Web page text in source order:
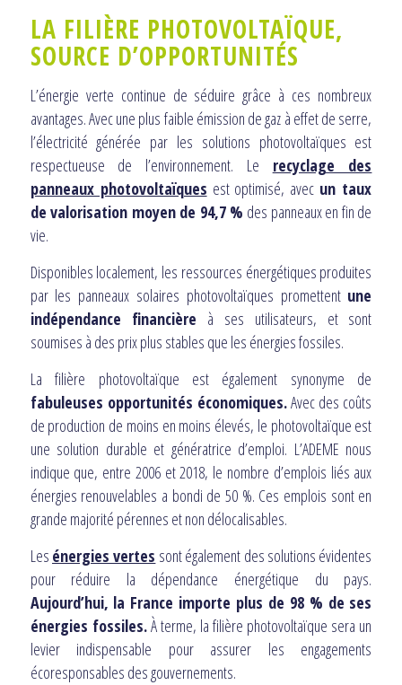
LA FILIÈRE PHOTOVOLTAÏQUE,
SOURCE D’OPPORTUNITÉS
L’énergie verte continue de séduire grâce à ces nombreux
avantages. Avec une plus faible émission de gaz à effet de serre,
l’électricité générée par les solutions photovoltaïques est
respectueuse de l’environnement. Le recyclage des
panneaux photovoltaïques est optimisé, avec un taux
de valorisation moyen de 94,7 % des panneaux en fin de
vie.
Disponibles localement, les ressources énergétiques produites
par les panneaux solaires photovoltaïques promettent une
indépendance financière à ses utilisateurs, et sont
soumises à des prix plus stables que les énergies fossiles.
La filière photovoltaïque est également synonyme de
fabuleuses opportunités économiques.Avec des coûts
de production de moins en moins élevés, le photovoltaïque est
une solution durable et génératrice d’emploi. L’ADEME nous
indique que, entre 2006 et 2018, le nombre d’emplois liés aux
énergies renouvelables a bondi de 50 %. Ces emplois sont en
grande majorité pérennes et non délocalisables.
Les énergies vertes sont également des solutions évidentes
pour réduire la dépendance énergétique du pays.
Aujourd’hui, la France importe plus de 98 % de ses
énergies fossiles.À terme, la filière photovoltaïque sera un
levier indispensable pour assurer les engagements
écoresponsables des gouvernements.